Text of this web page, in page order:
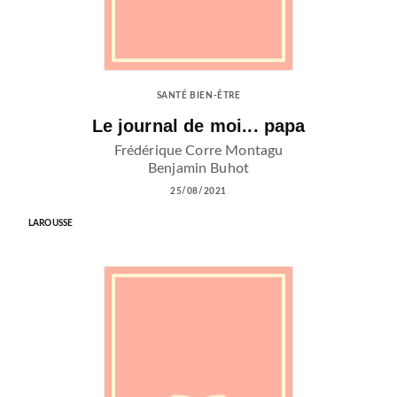
SANTÉ BIEN-ÊTRE
Le journal de moi... papa
Frédérique Corre Montagu
Benjamin Buhot
25/08/2021
LAROUSSE